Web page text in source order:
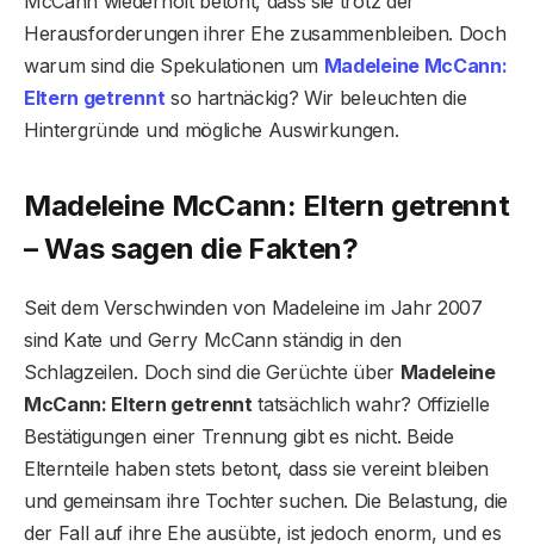
Herausforderungen ihrer Ehe zusammenbleiben. Doch
warum sind die Spekulationen um Madeleine McCann:
Eltern getrennt so hartnäckig? Wir beleuchten die
Hintergründe und mögliche Auswirkungen.
Madeleine McCann: Eltern getrennt
– Was sagen die Fakten?
Seit dem Verschwinden von Madeleine im Jahr 2007
sind Kate und Gerry McCann ständig in den
Schlagzeilen. Doch sind die Gerüchte über Madeleine
McCann: Eltern getrennttatsächlich wahr? Offizielle
Bestätigungen einer Trennung gibt es nicht. Beide
Elternteile haben stets betont, dass sie vereint bleiben
und gemeinsam ihre Tochter suchen. Die Belastung, die
der Fall auf ihre Ehe ausübte, ist jedoch enorm, und es